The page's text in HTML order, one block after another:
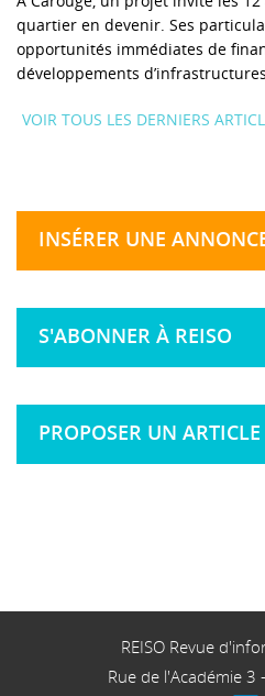
quartier en devenir. Ses
opportunités immédiates de
développements
VOIR TOUS LES DERNIERS
INSÉRER UNE
S'ABONNER À REISO
PROPOSER UN ARTICLE
REISO Revue
Rue de l'Académie 3 -